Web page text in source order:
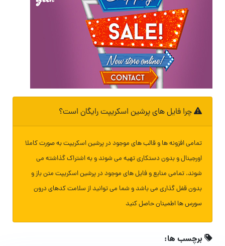
چرا فایل های پرشین اسکریپت رایگان است؟
تمامی افزونه ها و قالب های موجود در پرشین اسکریپت به صورت کاملا
اورجینال و بدون دستکاری تهیه می شوند و به اشتراک گذاشته می
شوند. تمامی منابع و فایل های موجود در پرشین اسکریپت متن باز و
بدون قفل گذاری می باشد و شما می توانید از سلامت کدهای درون
سورس ها اطمینان حاصل کنید
برچسب ها: